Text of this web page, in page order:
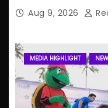
Aug 9, 2026
MEDIA HIGHLIGHT